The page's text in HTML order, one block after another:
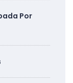
Por